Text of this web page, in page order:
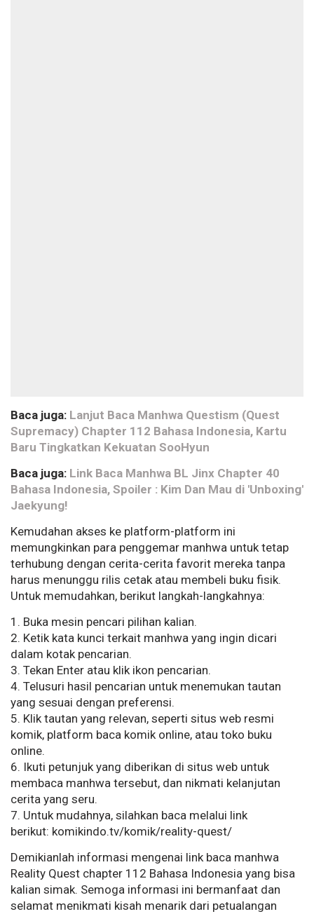
Baca juga: Lanjut Baca Manhwa Questism (Quest
Supremacy) Chapter 112 Bahasa Indonesia, Kartu
Baru Tingkatkan Kekuatan SooHyun
Baca juga: Link Baca Manhwa BL Jinx Chapter 40
Bahasa Indonesia, Spoiler : Kim Dan Mau di 'Unboxing'
Jaekyung!
Kemudahan akses ke platform-platform ini
memungkinkan para penggemar manhwa untuk tetap
terhubung dengan cerita-cerita favorit mereka tanpa
harus menunggu rilis cetak atau membeli buku fisik.
Untuk memudahkan, berikut langkah-langkahnya:
1. Buka mesin pencari pilihan kalian.
2. Ketik kata kunci terkait manhwa yang ingin dicari
dalam kotak pencarian.
3. Tekan Enter atau klik ikon pencarian.
4. Telusuri hasil pencarian untuk menemukan tautan
yang sesuai dengan preferensi.
5. Klik tautan yang relevan, seperti situs web resmi
komik, platform baca komik online, atau toko buku
online.
6. Ikuti petunjuk yang diberikan di situs web untuk
membaca manhwa tersebut, dan nikmati kelanjutan
cerita yang seru.
7. Untuk mudahnya, silahkan baca melalui link
berikut: komikindo.tv/komik/reality-quest/
Demikianlah informasi mengenai link baca manhwa
Reality Quest chapter 112 Bahasa Indonesia yang bisa
kalian simak. Semoga informasi ini bermanfaat dan
selamat menikmati kisah menarik dari petualangan